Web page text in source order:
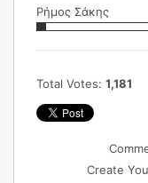
Ρήμος Σάκης
Total Votes: 1,181
Create